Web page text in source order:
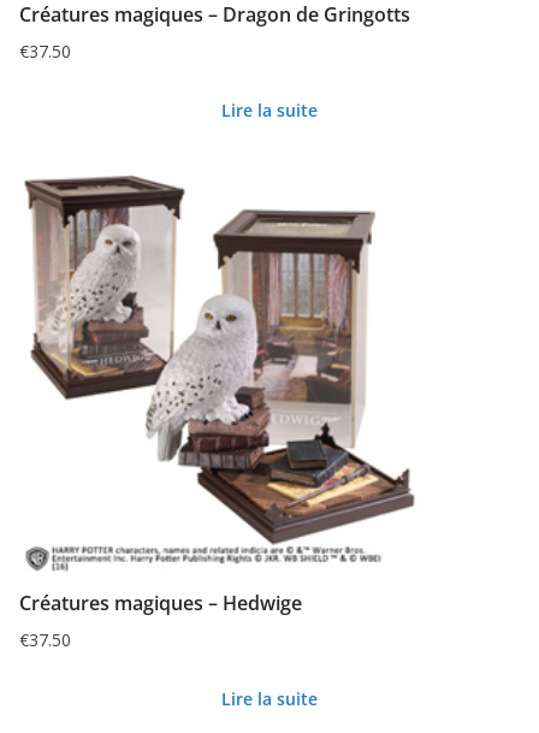
Créatures magiques – Dragon de Gringotts
€37.50
Lire la suite
Créatures magiques – Hedwige
€37.50
Lire la suite